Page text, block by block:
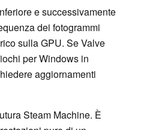
e successivamente
dei fotogrammi
sulla GPU. Se Valve
per Windows in
aggiornamenti
Steam Machine. È